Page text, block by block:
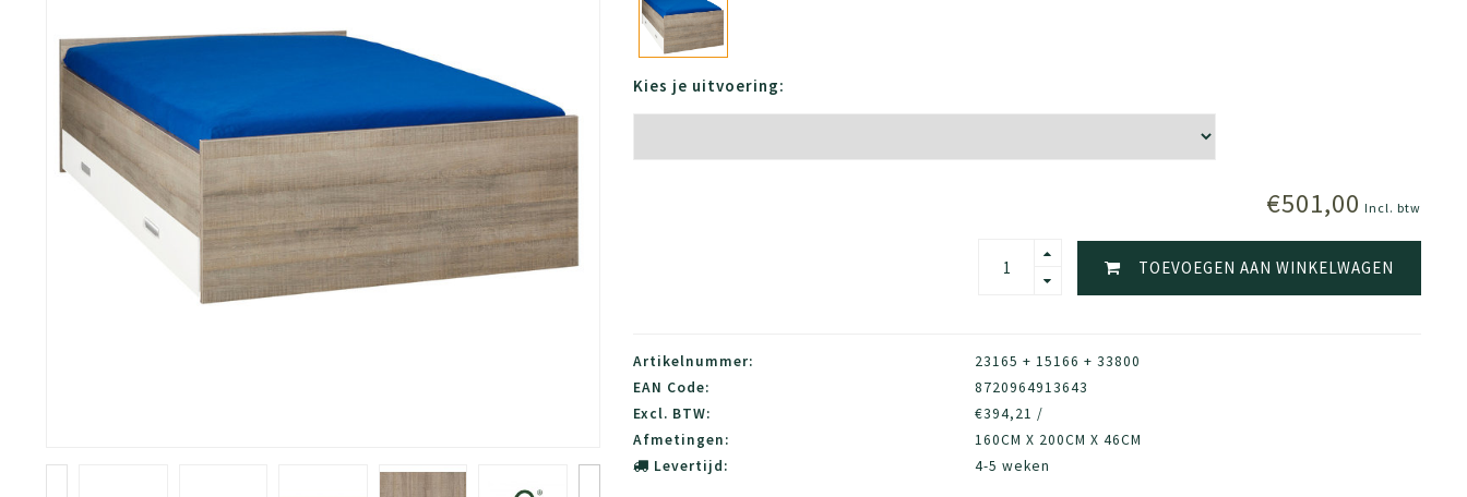
Kies je uitvoering:
€501,00 Incl. btw
TOEVOEGEN AAN WINKELWAGEN
Artikelnummer:
23165 + 15166 + 33800
EAN Code:
8720964913643
Excl. BTW:
€394,21 /
Afmetingen:
160CM X 200CM X 46CM
Levertijd:
4-5 weken